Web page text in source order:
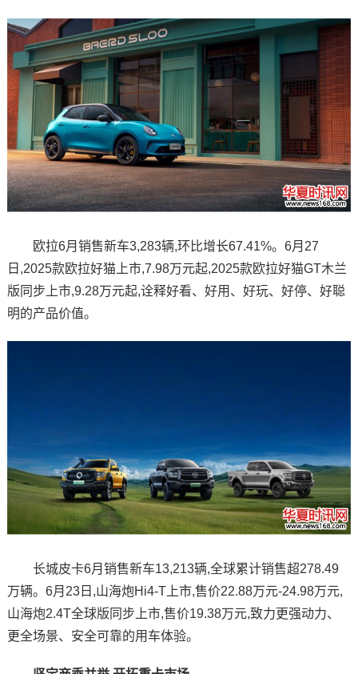
欧拉6月销售新车3,283辆,环比增长67.41%。6月27
日,2025款欧拉好猫上市,7.98万元起,2025款欧拉好猫GT木兰
版同步上市,9.28万元起,诠释好看、好用、好玩、好停、好聪
明的产品价值。
长城皮卡6月销售新车13,213辆,全球累计销售超278.49
万辆。6月23日,山海炮Hi4-T上市,售价22.88万元-24.98万元,
山海炮2.4T全球版同步上市,售价19.38万元,致力更强动力、
更全场景、安全可靠的用车体验。